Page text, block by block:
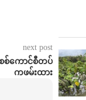
next post
စ်ကောင်စီတပ်
ကဖမ်းထား